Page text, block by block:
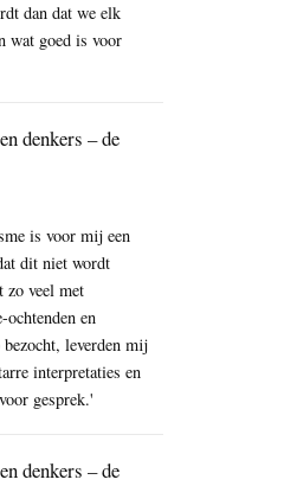
dan dat we elk
wat goed is voor
denkers – de
is voor mij een
dit niet wordt
zo veel met
en
leverden mij
interpretaties en
gesprek.'
denkers – de